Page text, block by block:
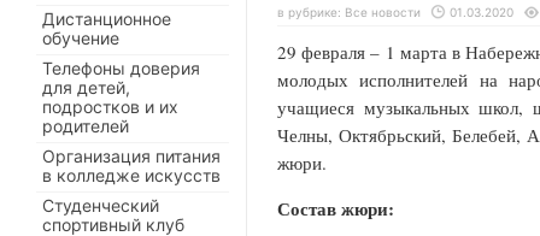
в рубрике: Все новости 01.03.2020
29 февраля – 1 марта в
молодых исполнителей на
учащиеся музыкальных школ,
Челны, Октябрьский, Белебей,
жюри.
Состав жюри:
Дистанционное
обучение
Телефоны доверия
для детей,
подростков и их
родителей
Организация питания
в колледже искусств
Студенческий
спортивный клуб